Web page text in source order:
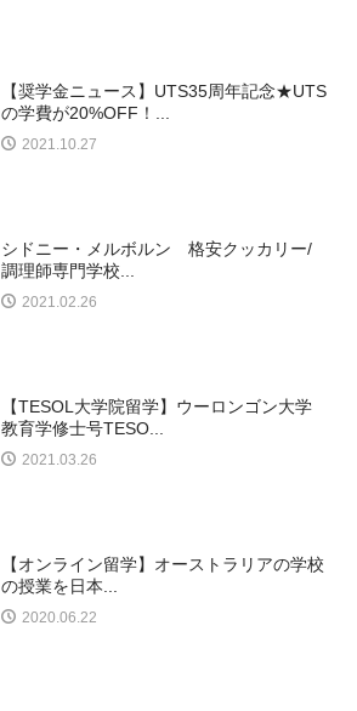
【奨学金ニュース】UTS35周年記念★UTS
の学費が20%OFF！...
2021.10.27
シドニー・メルボルン 格安クッカリー/
調理師専門学校...
2021.02.26
【TESOL大学院留学】ウーロンゴン大学
教育学修士号TESO...
2021.03.26
【オンライン留学】オーストラリアの学校
の授業を日本...
2020.06.22